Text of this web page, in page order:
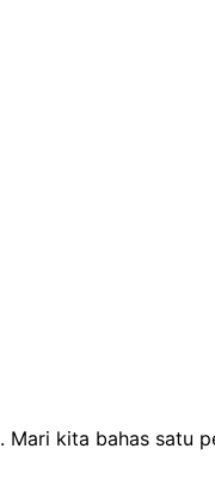
kita bahas satu